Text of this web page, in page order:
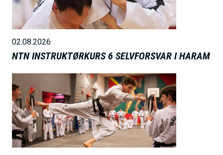
d
e
02.08.2026
NTN INSTRUKTØRKURS 6 SELVFORSVAR I HARAM
B
i
l
d
e